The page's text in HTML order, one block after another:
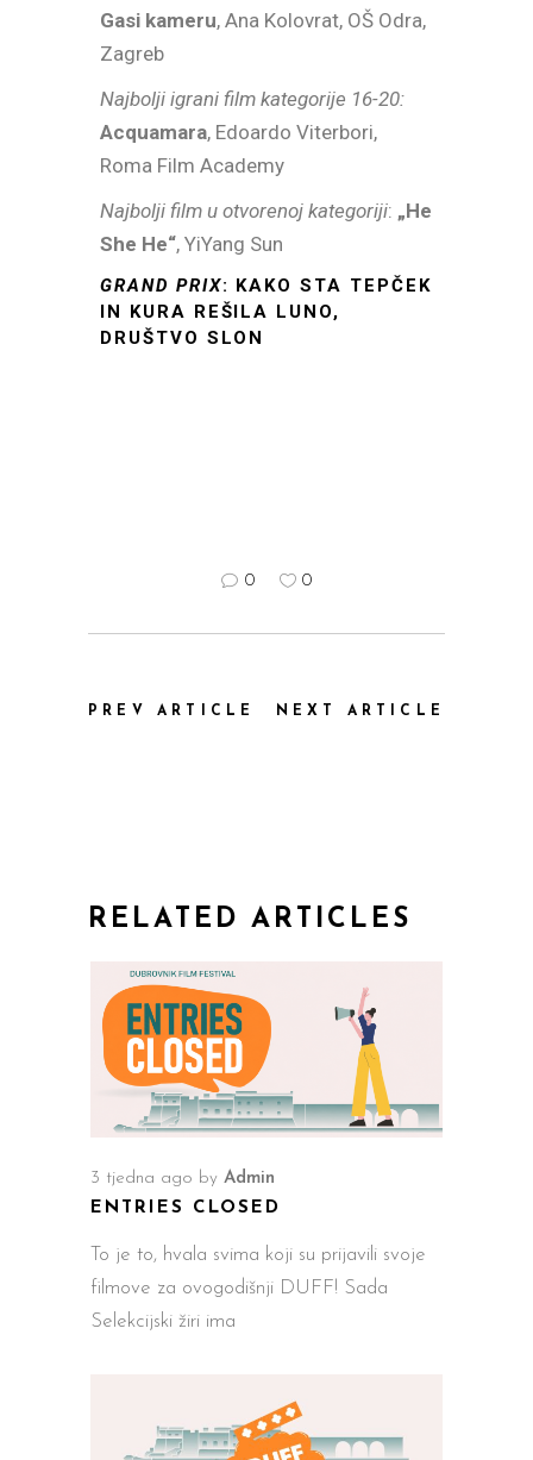
Gasi kameru, Ana Kolovrat, OŠ Odra,
Zagreb
Najbolji igrani film kategorije 16-20:
Acquamara, Edoardo Viterbori,
Roma Film Academy
Najbolji film u otvorenoj kategoriji: „He
She He“, YiYang Sun
GRAND PRIX: KAKO STA TEPČEK
IN KURA REŠILA LUNO,
DRUŠTVO SLON
0 0
PREV ARTICLE NEXT ARTICLE
RELATED ARTICLES
3 tjedna ago by Admin
ENTRIES CLOSED
To je to, hvala svima koji su prijavili svoje
filmove za ovogodišnji DUFF! Sada
Selekcijski žiri ima